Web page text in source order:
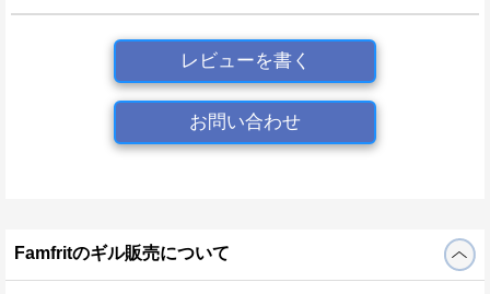
レビューを書く
お問い合わせ
Famfritのギル販売について